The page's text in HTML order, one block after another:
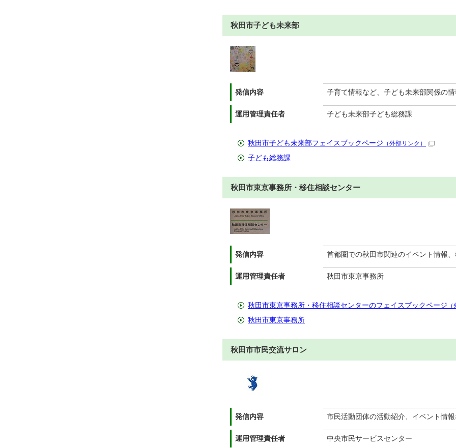
秋田市子ども未来部
発信内容 子育て情報など、子ども未来部関係の
運用管理責任者 子ども未来部子ども総務課
秋田市子ども未来部フェイスブックページ （外部リンク）
子ども総務課
秋田市東京事務所・移住相談センター
発信内容 首都圏での秋田市関連のイベント情報
運用管理責任者 秋田市東京事務所
秋田市東京事務所・移住相談センターのフェイスブックページ
秋田市東京事務所
秋田市市民交流サロン
発信内容 市民活動団体の活動紹介、イベント情
運用管理責任者 中央市民サービスセンター